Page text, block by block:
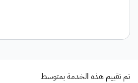
تم تقييم هذه الخدمة بمتوسط